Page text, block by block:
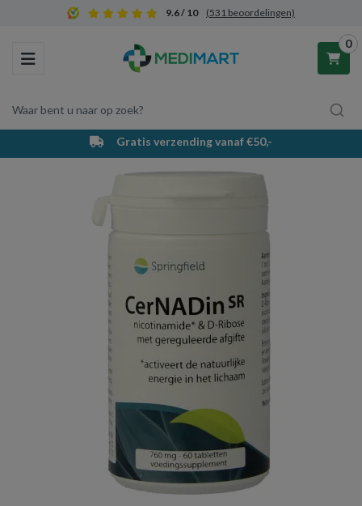
9.6 / 10 (531 beoordelingen)
Toggle navigation
Waar bent u naar op zoek?
0
Winkelwagen
Gratis verzending vanaf €50,-